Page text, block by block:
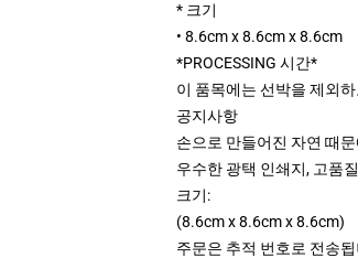
* 크기
• 8.6cm x 8.6cm x 8.6cm
*PROCESSING 시간*
이 품목에는 선박을 제외
공지사항
손으로 만들어진 자연 때
우수한 광택 인쇄지, 고품
크기:
(8.6cm x 8.6cm x 8.6cm)
주문은 추적 번호로 전송